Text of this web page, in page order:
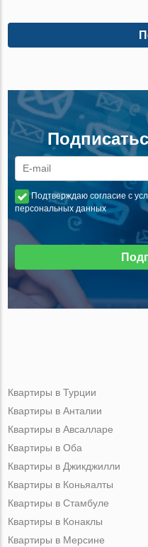
Подтверждаю согласие с
персональных данных
Квартиры в Турции
Квартиры в Анталии
Квартиры в Авсалларе
Квартиры в Оба
Квартиры в Джикджилли
Квартиры в Коньяалты
Квартиры в Стамбуле
Квартиры в Конаклы
Квартиры в Мерсине